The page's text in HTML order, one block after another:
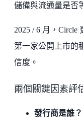
儲備與流通量是否
2025 / 6 月，
第一家公開上市的
信度。
兩個關鍵因素評
發行商是誰